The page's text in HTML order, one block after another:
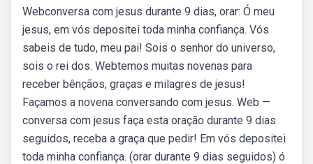
Webconversa com jesus durante 9 dias, orar: Ó meu
jesus, em vós depositei toda minha confiança. Vós
sabeis de tudo, meu pai! Sois o senhor do universo,
sois o rei dos. Webtemos muitas novenas para
receber bênçãos, graças e milagres de jesus!
Façamos a novena conversando com jesus. Web —
conversa com jesus faça esta oração durante 9 dias
seguidos, receba a graça que pedir! Em vós depositei
toda minha confiança. (orar durante 9 dias seguidos) ó